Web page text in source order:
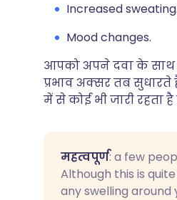
Increased sweating.
Mood changes.
आपको अपने दवा के साथ
प्रभाव अक्सर तब
में से कोई भी जारी रहता
महत्वपूर्ण: a few
Although this is
any swelling around